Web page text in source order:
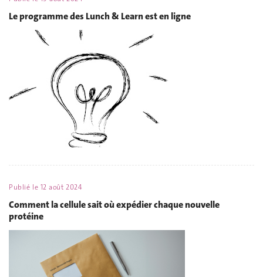
Le programme des Lunch & Learn est en ligne
Publié le 12 août 2024
Comment la cellule sait où expédier chaque nouvelle
protéine